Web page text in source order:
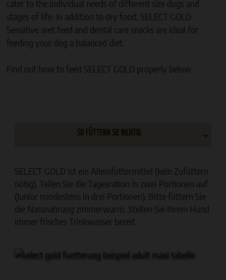
cater to the individual needs of different size dogs and
stages of life. In addition to dry food, SELECT GOLD
Sensitive wet feed and dental care snacks are ideal for
feeding your dog a balanced diet.
Find out how to feed SELECT GOLD properly below.
SO FÜTTERN SIE RICHTIG
SELECT GOLD ist ein Alleinfuttermittel (kein Zufüttern
nötig). Teilen Sie die Tagesration in zwei Portionen auf
(Junior mindestens in drei Portionen). Bitte füttern Sie
die Nassnahrung zimmerwarm. Stellen Sie Ihrem Hund
immer frisches Trinkwasser bereit.